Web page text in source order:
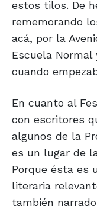
estos tilos. De
rememorando
acá, por la
Escuela
cuando
En cuanto al
con escritores
algunos de la
es un lugar de
Porque ésta es
literaria
también